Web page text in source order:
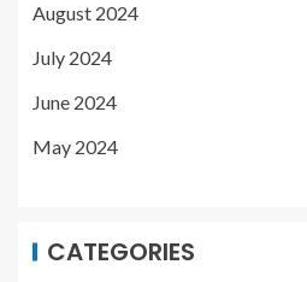
August 2024
July 2024
June 2024
May 2024
CATEGORIES